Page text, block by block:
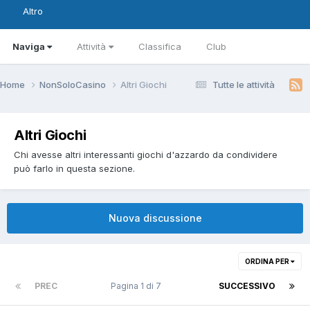
Altro
Naviga Attività Classifica Club
Tutte le attività
Home NonSoloCasino Altri Giochi
Altri Giochi
Chi avesse altri interessanti giochi d'azzardo da condividere
può farlo in questa sezione.
Nuova discussione
ORDINA PER
PREC SUCCESSIVO
Pagina 1 di 7